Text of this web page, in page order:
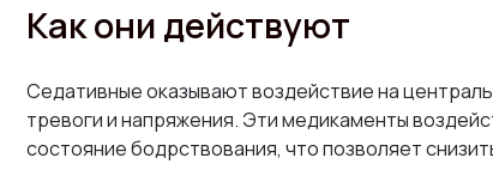
Как они действуют
Седативные оказывают воздействие на
тревоги и напряжения. Эти медикаменты
состояние бодрствования, что позволяет